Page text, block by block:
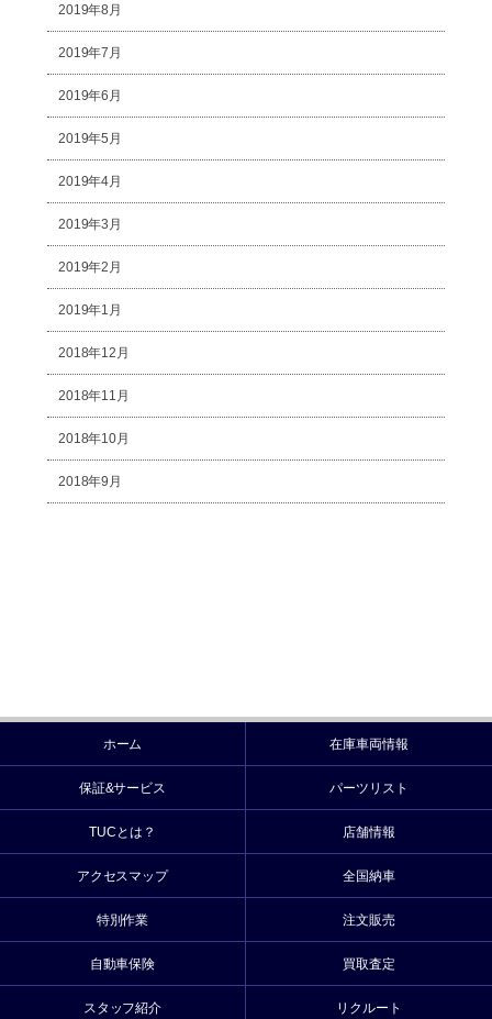
2019年8月
2019年7月
2019年6月
2019年5月
2019年4月
2019年3月
2019年2月
2019年1月
2018年12月
2018年11月
2018年10月
2018年9月
ホーム 在庫車両情報
保証&サービス パーツリスト
TUCとは？ 店舗情報
アクセスマップ 全国納車
特別作業 注文販売
自動車保険 買取査定
スタッフ紹介 リクルート